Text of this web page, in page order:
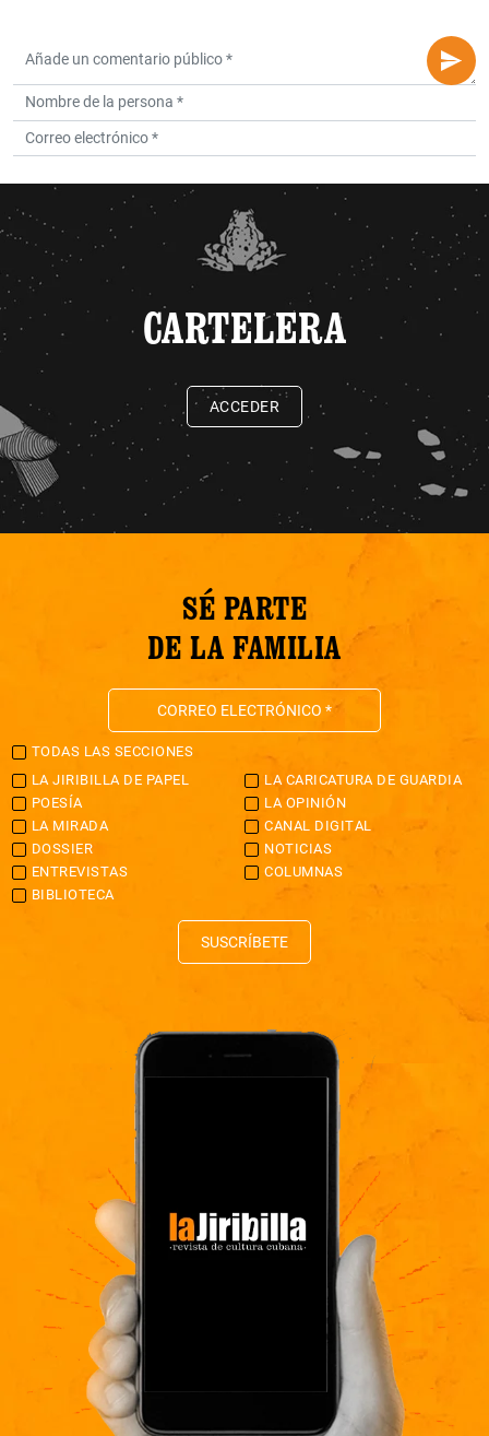
CARTELERA
ACCEDER
SÉ PARTE
DE LA FAMILIA
TODAS LAS SECCIONES
LA JIRIBILLA DE PAPEL
LA CARICATURA DE GUARDIA
POESÍA
LA OPINIÓN
LA MIRADA
CANAL DIGITAL
DOSSIER
NOTICIAS
ENTREVISTAS
COLUMNAS
BIBLIOTECA
SUSCRÍBETE